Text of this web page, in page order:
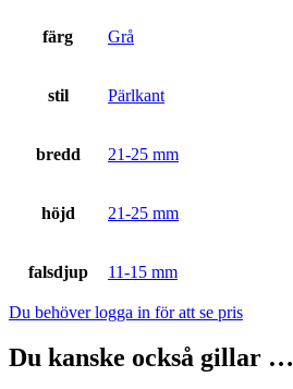
färg Grå
stil Pärlkant
bredd 21-25 mm
höjd 21-25 mm
falsdjup 11-15 mm
Du behöver logga in för att se pris
Du kanske också gillar …